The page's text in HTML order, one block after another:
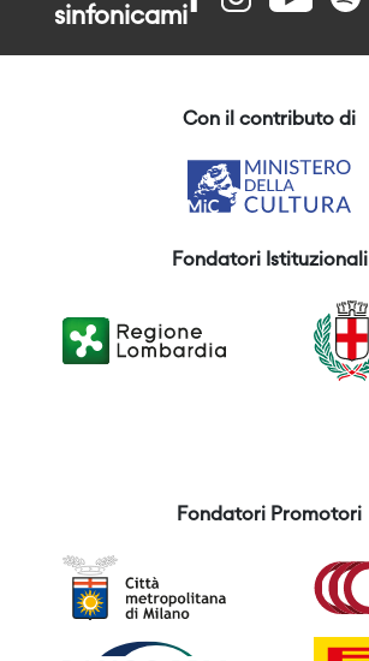
sinfonicami
Con il contributo di
Fondatori Istituzionali
Fondatori Promotori